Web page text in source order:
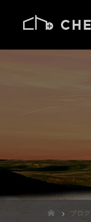
ブログ